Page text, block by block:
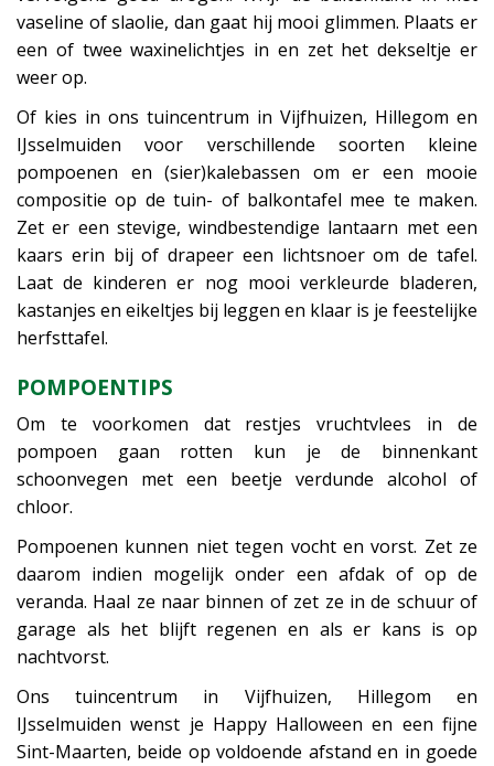
vaseline of slaolie, dan gaat hij mooi glimmen. Plaats er
een of twee waxinelichtjes in en zet het dekseltje er
weer op.
Of kies in ons tuincentrum in Vijfhuizen, Hillegom en
IJsselmuiden voor verschillende soorten kleine
pompoenen en (sier)kalebassen om er een mooie
compositie op de tuin- of balkontafel mee te maken.
Zet er een stevige, windbestendige lantaarn met een
kaars erin bij of drapeer een lichtsnoer om de tafel.
Laat de kinderen er nog mooi verkleurde bladeren,
kastanjes en eikeltjes bij leggen en klaar is je feestelijke
herfsttafel.
POMPOENTIPS
Om te voorkomen dat restjes vruchtvlees in de
pompoen gaan rotten kun je de binnenkant
schoonvegen met een beetje verdunde alcohol of
chloor.
Pompoenen kunnen niet tegen vocht en vorst. Zet ze
daarom indien mogelijk onder een afdak of op de
veranda. Haal ze naar binnen of zet ze in de schuur of
garage als het blijft regenen en als er kans is op
nachtvorst.
Ons tuincentrum in Vijfhuizen, Hillegom en
IJsselmuiden wenst je Happy Halloween en een fijne
Sint-Maarten, beide op voldoende afstand en in goede